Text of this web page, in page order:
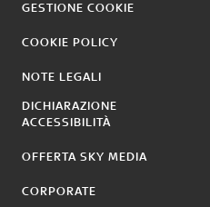
GESTIONE COOKIE
COOKIE POLICY
NOTE LEGALI
DICHIARAZIONE
ACCESSIBILITÀ
OFFERTA SKY MEDIA
CORPORATE